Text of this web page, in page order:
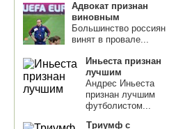
Адвокат признан
виновным
Большинство россиян
винят в провале...
Иньеста признан
лучшим
Андрес Иньеста
признан лучшим
футболистом...
Триумф с